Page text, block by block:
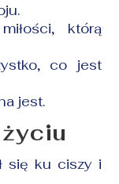
którą
co jest
jest.
się ku ciszy i